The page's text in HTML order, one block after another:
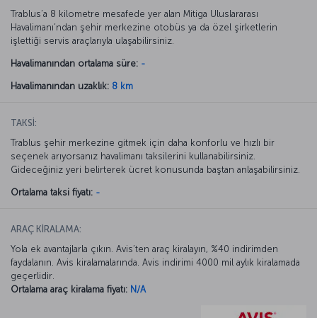
Trablus’a 8 kilometre mesafede yer alan Mitiga Uluslararası
Havalimanı’ndan şehir merkezine otobüs ya da özel şirketlerin
işlettiği servis araçlarıyla ulaşabilirsiniz.
Havalimanından ortalama süre: -
Havalimanından uzaklık: 8 km
TAKSİ:
Trablus şehir merkezine gitmek için daha konforlu ve hızlı bir
seçenek arıyorsanız havalimanı taksilerini kullanabilirsiniz.
Gideceğiniz yeri belirterek ücret konusunda baştan anlaşabilirsiniz.
Ortalama taksi fiyatı: -
ARAÇ KİRALAMA:
Yola ek avantajlarla çıkın. Avis’ten araç kiralayın, %40 indirimden
faydalanın. Avis kiralamalarında. Avis indirimi 4000 mil aylık kiralamada
geçerlidir.
Ortalama araç kiralama fiyatı: N/A